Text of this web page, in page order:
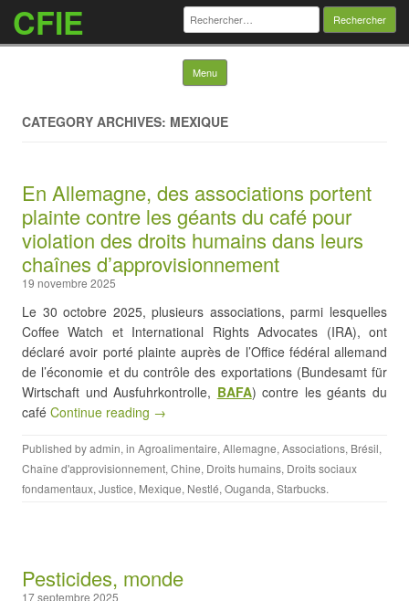
CFIE Rechercher :
Menu Skip to content
CATEGORY ARCHIVES: MEXIQUE
En Allemagne, des associations portent
plainte contre les géants du café pour
violation des droits humains dans leurs
chaînes d’approvisionnement
19 novembre 2025
Le 30 octobre 2025, plusieurs associations, parmi lesquelles
Coffee Watch et International Rights Advocates (IRA), ont
déclaré avoir porté plainte auprès de l’Office fédéral allemand
de l’économie et du contrôle des exportations (Bundesamt für
Wirtschaft und Ausfuhrkontrolle, BAFA) contre les géants du
café Continue reading →
Published byadmin, in Agroalimentaire, Allemagne, Associations, Brésil,
Chaîne d'approvisionnement, Chine, Droits humains, Droits sociaux
fondamentaux, Justice, Mexique, Nestlé, Ouganda, Starbucks.
Pesticides, monde
17 septembre 2025